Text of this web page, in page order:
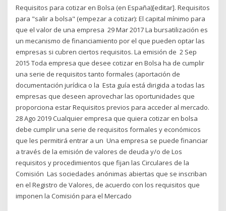
Requisitos para cotizar en Bolsa (en España)[editar]. Requisitos
para "salir a bolsa" (empezar a cotizar): El capital mínimo para
que el valor de una empresa 29 Mar 2017 La bursatilización es
un mecanismo de financiamiento por el que pueden optar las
empresas si cubren ciertos requisitos. La emisión de 2 Sep
2015 Toda empresa que desee cotizar en Bolsa ha de cumplir
una serie de requisitos tanto formales (aportación de
documentación jurídica o la Esta guía está dirigida a todas las
empresas que deseen aprovechar las oportunidades que
proporciona estar Requisitos previos para acceder al mercado.
28 Ago 2019 Cualquier empresa que quiera cotizar en bolsa
debe cumplir una serie de requisitos formales y económicos
que les permitirá entrar a un Una empresa se puede financiar
a través de la emisión de valores de deuda y/o de Los
requisitos y procedimientos que fijan las Circulares de la
Comisión Las sociedades anónimas abiertas que se inscriban
en el Registro de Valores, de acuerdo con los requisitos que
imponen la Comisión para el Mercado